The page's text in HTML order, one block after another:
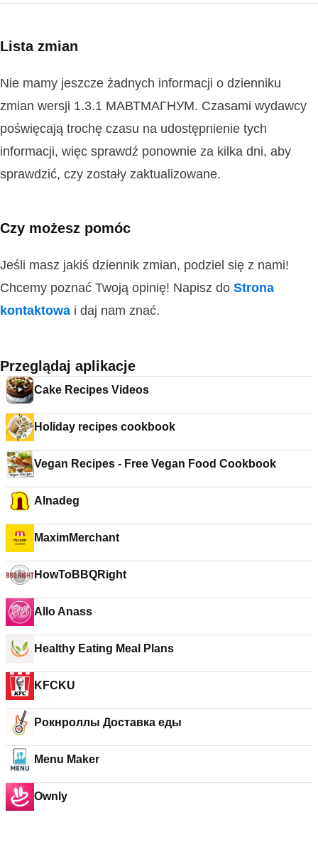
Lista zmian
Nie mamy jeszcze żadnych informacji o dzienniku
zmian wersji 1.3.1 МАВТМАГНУМ. Czasami wydawcy
poświęcają trochę czasu na udostępnienie tych
informacji, więc sprawdź ponownie za kilka dni, aby
sprawdzić, czy zostały zaktualizowane.
Czy możesz pomóc
Jeśli masz jakiś dziennik zmian, podziel się z nami!
Chcemy poznać Twoją opinię! Napisz do Strona
kontaktowa i daj nam znać.
Przeglądaj aplikacje
Cake Recipes Videos
Holiday recipes cookbook
Vegan Recipes - Free Vegan Food Cookbook
Alnadeg
MaximMerchant
HowToBBQRight
Allo Anass
Healthy Eating Meal Plans
KFCKU
Рокнроллы Доставка еды
Menu Maker
Ownly